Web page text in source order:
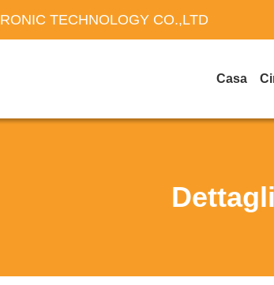
TECHNOLOGY CO.,LTD
Casa